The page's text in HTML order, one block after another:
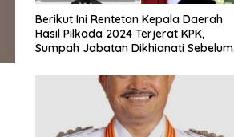
Berikut Ini Rentetan Kepala Daerah
Hasil Pilkada 2024 Terjerat KPK,
Sumpah Jabatan Dikhianati Sebelum
Tahun 2026 Ini Sudah 7 Bupati dan
Walikota Sudah Resmi Di Tangkap